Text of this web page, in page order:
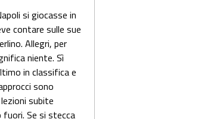
si giocasse in
contare sulle sue
Allegri, per
niente. Sì
in classifica e
sono
subite
Se si stecca